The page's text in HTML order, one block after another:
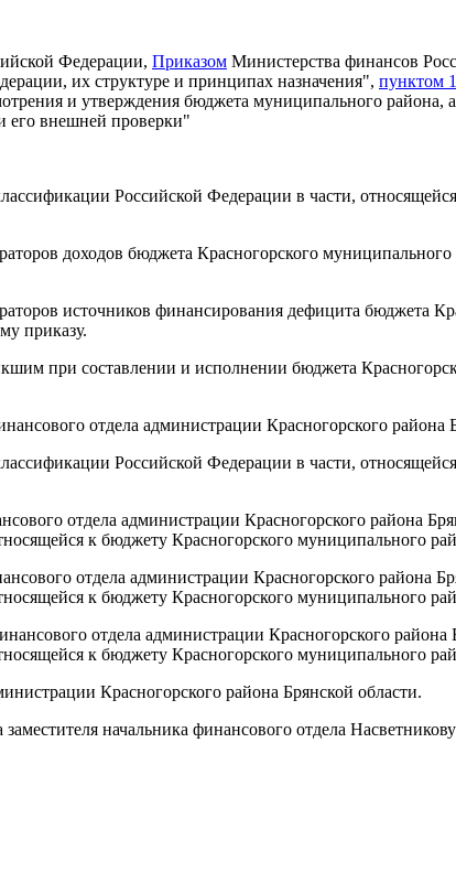
Федерации, Приказом Министерства финансов
их структуре и принципах назначения", пунктом
и утверждения бюджета муниципального района,
его внешней проверки"
Российской Федерации в части,
доходов бюджета Красногорского
источников финансирования дефицита бюджета
приказу.
при составлении и исполнении бюджета
отдела администрации Красногорского района
Российской Федерации в части,
отдела администрации Красногорского района
к бюджету Красногорского муниципального
отдела администрации Красногорского района
к бюджету Красногорского муниципального
отдела администрации Красногорского
к бюджету Красногорского муниципального
Красногорского района Брянской области.
начальника финансового отдела